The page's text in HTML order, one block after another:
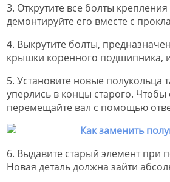
3. Открутите все болты
демонтируйте его вместе с
4. Выкрутите болты,
крышки коренного подшипника,
5. Установите новые полукольца
уперлись в концы старого. Чтобы
перемещайте вал с помощью
6. Выдавите старый элемент при
Новая деталь должна зайти